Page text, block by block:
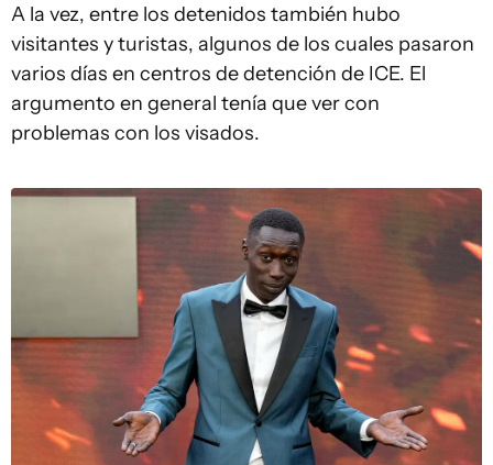
A la vez, entre los detenidos también hubo
visitantes y turistas, algunos de los cuales pasaron
varios días en centros de detención de ICE. El
argumento en general tenía que ver con
problemas con los visados.